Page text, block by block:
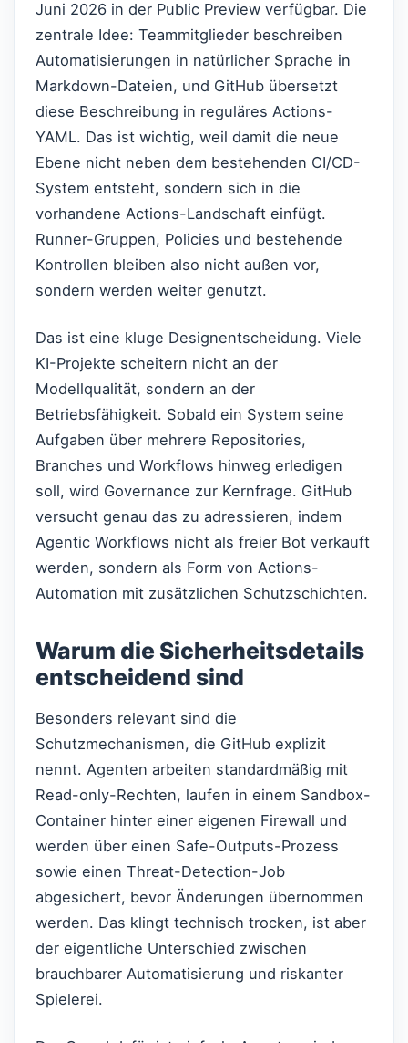
Juni 2026 in der Public Preview verfügbar. Die
zentrale Idee: Teammitglieder beschreiben
Automatisierungen in natürlicher Sprache in
Markdown-Dateien, und GitHub übersetzt
diese Beschreibung in reguläres Actions-
YAML. Das ist wichtig, weil damit die neue
Ebene nicht neben dem bestehenden CI/CD-
System entsteht, sondern sich in die
vorhandene Actions-Landschaft einfügt.
Runner-Gruppen, Policies und bestehende
Kontrollen bleiben also nicht außen vor,
sondern werden weiter genutzt.
Das ist eine kluge Designentscheidung. Viele
KI-Projekte scheitern nicht an der
Modellqualität, sondern an der
Betriebsfähigkeit. Sobald ein System seine
Aufgaben über mehrere Repositories,
Branches und Workflows hinweg erledigen
soll, wird Governance zur Kernfrage. GitHub
versucht genau das zu adressieren, indem
Agentic Workflows nicht als freier Bot verkauft
werden, sondern als Form von Actions-
Automation mit zusätzlichen Schutzschichten.
Warum die Sicherheitsdetails
entscheidend sind
Besonders relevant sind die
Schutzmechanismen, die GitHub explizit
nennt. Agenten arbeiten standardmäßig mit
Read-only-Rechten, laufen in einem Sandbox-
Container hinter einer eigenen Firewall und
werden über einen Safe-Outputs-Prozess
sowie einen Threat-Detection-Job
abgesichert, bevor Änderungen übernommen
werden. Das klingt technisch trocken, ist aber
der eigentliche Unterschied zwischen
brauchbarer Automatisierung und riskanter
Spielerei.